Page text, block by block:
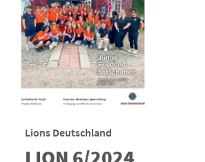
Lions Deutschland